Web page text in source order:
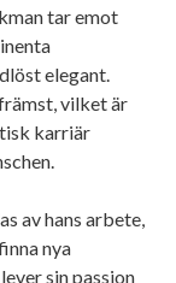
tar emot
elegant.
vilket är
karriär
av hans arbete,
nya
sin passion